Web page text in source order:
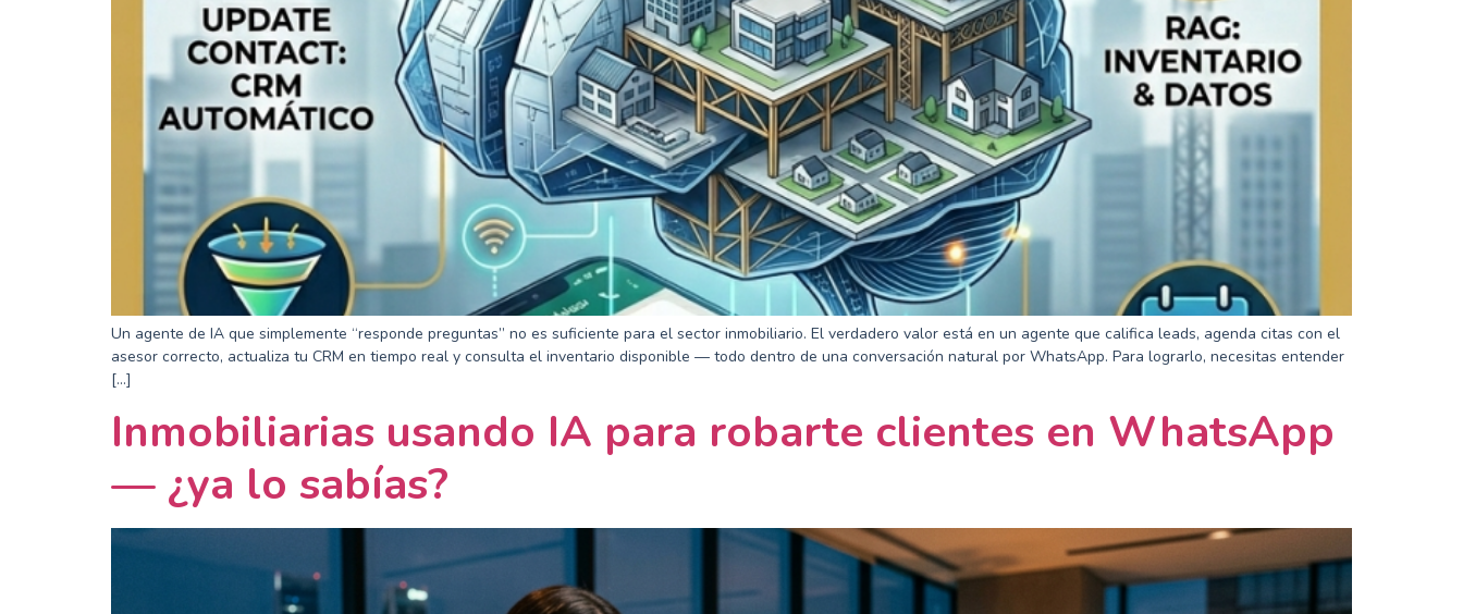
Un agente de IA que simplemente “responde preguntas” no es suficiente para el sector inmobiliario. El verdadero valor está en un agente que califica leads, agenda citas con el
asesor correcto, actualiza tu CRM en tiempo real y consulta el inventario disponible — todo dentro de una conversación natural por WhatsApp. Para lograrlo, necesitas entender
[…]
Inmobiliarias usando IA para robarte clientes en WhatsApp
— ¿ya lo sabías?